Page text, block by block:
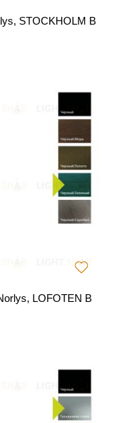
STOCKHOLM B
LOFOTEN B